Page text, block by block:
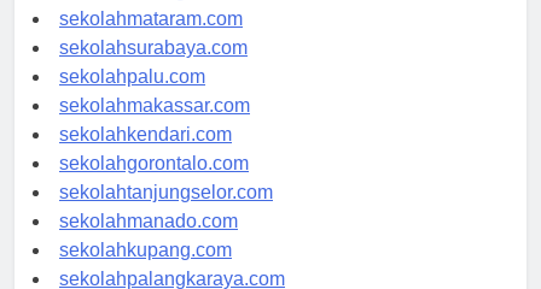
sekolahserang.com
sekolahmataram.com
sekolahsurabaya.com
sekolahpalu.com
sekolahmakassar.com
sekolahkendari.com
sekolahgorontalo.com
sekolahtanjungselor.com
sekolahmanado.com
sekolahkupang.com